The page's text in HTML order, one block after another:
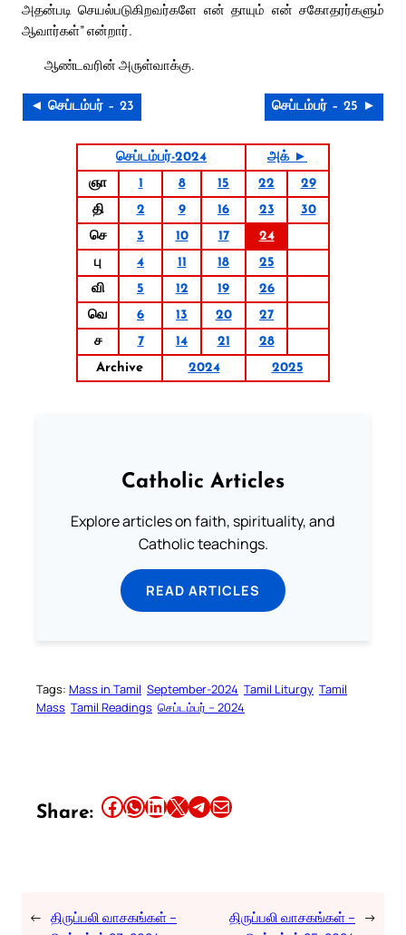
அதன்படி செயல்படுகிறவர்களே என் தாயும் என் சகோதரர்களும்
ஆவார்கள்” என்றார்.
ஆண்டவரின் அருள்வாக்கு.
◄ செப்டம்பர் – 23 செப்டம்பர் – 25 ►
செப்டம்பர்-2024
அக் ►
ஞா
1 8 15 22
29
தி
2 9 16 23
30
செ
3 10 17
24
பு
4 11 18
25
வி
5 12 19
26
வெ
6 13 20
27
ச
7 14 21
28
Archive
2024 2025
Catholic Articles
Explore articles on faith, spirituality, and
Catholic teachings.
READ ARTICLES
Tags: Mass in Tamil September-2024 Tamil Liturgy Tamil
Mass Tamil Readings செப்டம்பர் – 2024
Share: Share this article on Facebook Share this article on WhatsApp Share this article on LinkedIn Share this article on X Share this article on TelegramEmail this Article
← திருப்பலி வாசகங்கள் –
திருப்பலி வாசகங்கள் – →